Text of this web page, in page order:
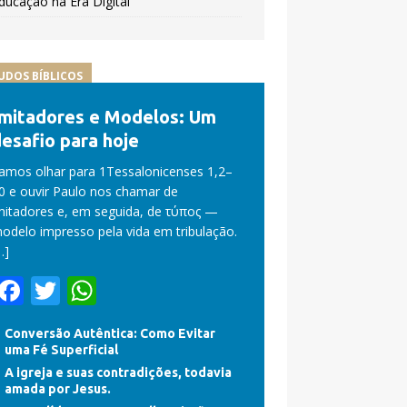
BÍBLICOS
e Modelos: Um
para hoje
olhar para 1Tessalonicenses 1,2–
e ouvir Paulo nos chamar de
e, em seguida, de τύπος —
impresso pela vida em tribulação.
F
e
b
T
w
itt
er
W
h
at
s
Conversão Autêntica: Como Evitar
uma Fé Superficial
A igreja e suas contradições, todavia
amada por Jesus.